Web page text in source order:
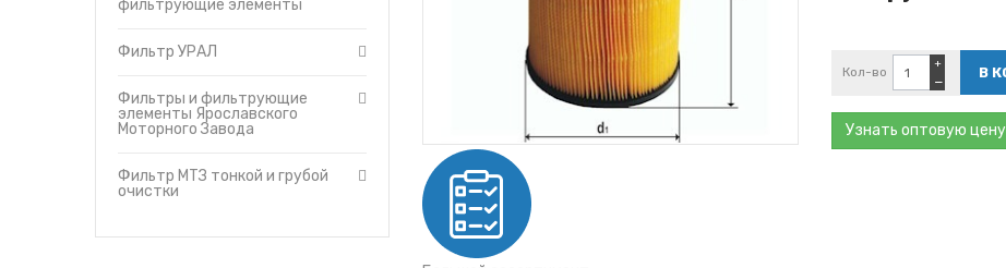
Утеплители капота
Доставка
Контакты
Фильтры и фильтрующие элементы Mann
Фильтры и фильтрующие элементы Iveco
Фильтры и фильтрующие элементы JCB
фильтрующие элементы
Фильтр УРАЛ
Фильтры и фильтрующие
элементы Ярославского
Моторного Завода
Фильтр МТЗ тонкой и грубой
очистки
Кол-во
−
+
Узнать оптовую цену